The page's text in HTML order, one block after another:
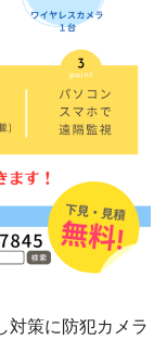
対策に防犯カメラ